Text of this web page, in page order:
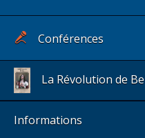
Conférences
La Révolution de
Informations